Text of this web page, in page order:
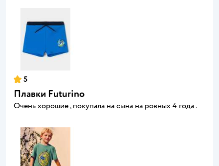
5
Плавки Futurino
Очень хорошие , покупала на сына на ровных 4 года .